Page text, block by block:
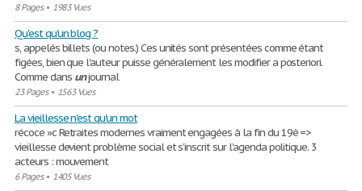
8 Pages• 1983 Vues
Qu'est qu'un blog ?
s, appelés billets (ou notes.) Ces unités sont présentées comme étant
figées, bien que l'auteur puisse généralement les modifier a posteriori.
Comme dans unjournal
23 Pages• 1563 Vues
La vieillesse n'est qu'un mot
récoce »c Retraites modernes vraiment engagées à la fin du 19è =>
vieillesse devient problème social et s’inscrit sur l’agenda politique. 3
acteurs : mouvement
6 Pages• 1405 Vues